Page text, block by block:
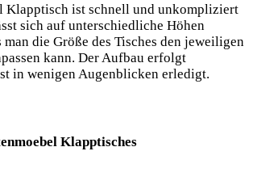
Klapptisch ist schnell und unkompliziert
sich auf unterschiedliche Höhen
man die Größe des Tisches den jeweiligen
kann. Der Aufbau erfolgt
in wenigen Augenblicken erledigt.
Klapptisches